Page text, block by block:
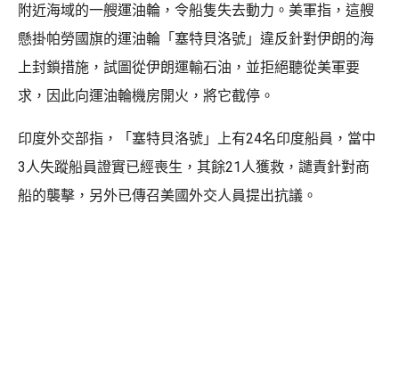
附近海域的一艘運油輪，令船隻失去動力。美軍指，這艘
懸掛帕勞國旗的運油輪「塞特貝洛號」違反針對伊朗的海
上封鎖措施，試圖從伊朗運輸石油，並拒絕聽從美軍要
求，因此向運油輪機房開火，將它截停。
印度外交部指，「塞特貝洛號」上有24名印度船員，當中
3人失蹤船員證實已經喪生，其餘21人獲救，譴責針對商
船的襲擊，另外已傳召美國外交人員提出抗議。